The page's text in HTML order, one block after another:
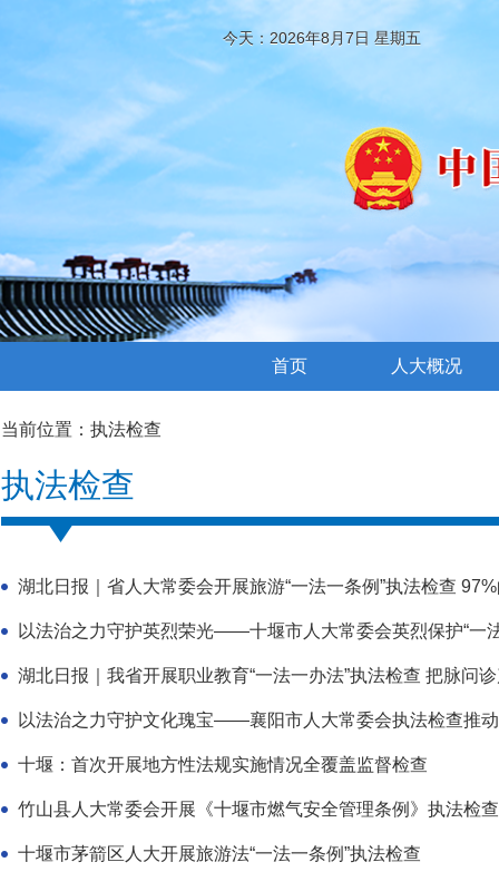
今天：2026年8月7日 星期五
首页 人大概况
当前位置： 执法检查
执法检查
湖北日报｜省人大常委会开展旅游“一法一条例”执法检查
湖北日报｜我省开展职业教育“一法一办法”执法检查 把脉问
以法治之力守护文化瑰宝——襄阳市人大常委会执法检查推动
十堰：首次开展地方性法规实施情况全覆盖监督检查
竹山县人大常委会开展《十堰市燃气安全管理条例》执法检查
十堰市茅箭区人大开展旅游法“一法一条例”执法检查